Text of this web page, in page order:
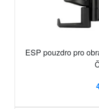
ESP pouzdro pro